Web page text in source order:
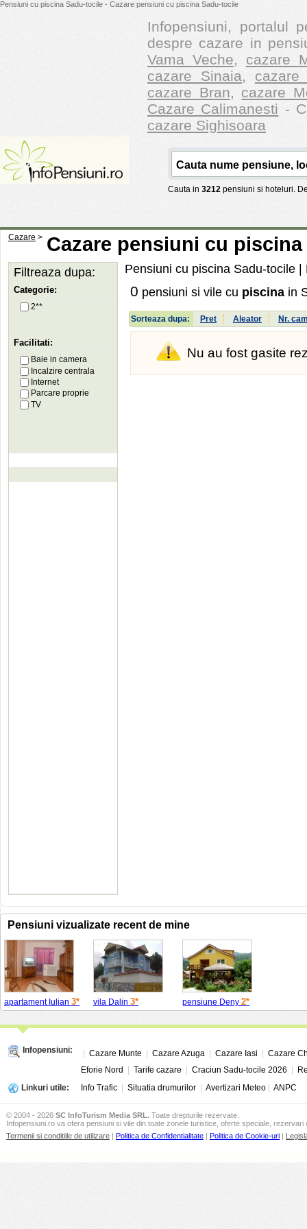
Pensiuni cu piscina Sadu-tocile - Cazare pensiuni cu piscina Sadu-tocile
Infopensiuni, portalul
despre cazare in
Vama Veche, cazare
cazare Sinaia, cazare
cazare Bran, cazare
Cazare Calimanesti -
cazare Sighisoara
Cauta in 3212 pensiuni si hoteluri.
Cazare > Cazare pensiuni cu
Pensiuni cu piscina Sadu-tocile
0 pensiuni si vile cu piscina in
Sorteaza dupa: Pret Aleator Nr.
Nu au fost gasite
Filtreaza dupa:
Categorie:
2**
Facilitati:
Baie in camera
Incalzire centrala
Internet
Parcare proprie
TV
Pensiuni vizualizate recent de mine
apartament Iulian 3* vila Dalin 3* pensiune Deny 2*
Infopensiuni: Cazare Munte Cazare Azuga Cazare Iasi
Cazare
Eforie Nord
Tarife cazare Craciun Sadu-tocile 2026
Linkuri utile:
Info Trafic Situatia drumurilor Avertizari Meteo ANPC
© 2004 - 2026 SC InfoTurism Media SRL. Toate drepturile rezervate.
Infopensiuni.ro va ofera pensiuni si vile din toate zonele turistice, oferte speciale, rezervari
Termenii si conditiile de utilizare | Politica de Confidentialitate | Politica de Cookie-uri |